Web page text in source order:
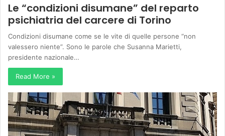
Le “condizioni disumane” del reparto
psichiatria del carcere di Torino
Condizioni disumane come se le vite di quelle persone “non
valessero niente”. Sono le parole che Susanna Marietti,
presidente nazionale…
Read More »